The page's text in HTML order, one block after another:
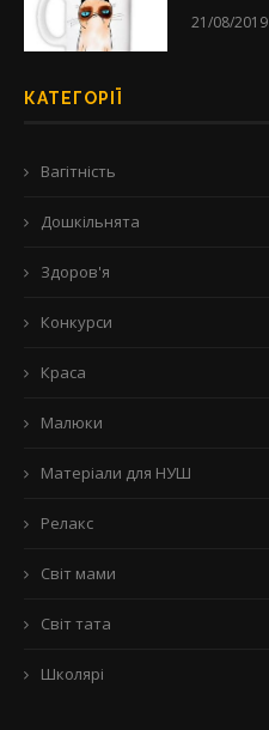
21/08/2019
КАТЕГОРІЇ
Вагітність
Дошкільнята
Здоров'я
Конкурси
Краса
Малюки
Матеріали для НУШ
Релакс
Світ мами
Світ тата
Школярі